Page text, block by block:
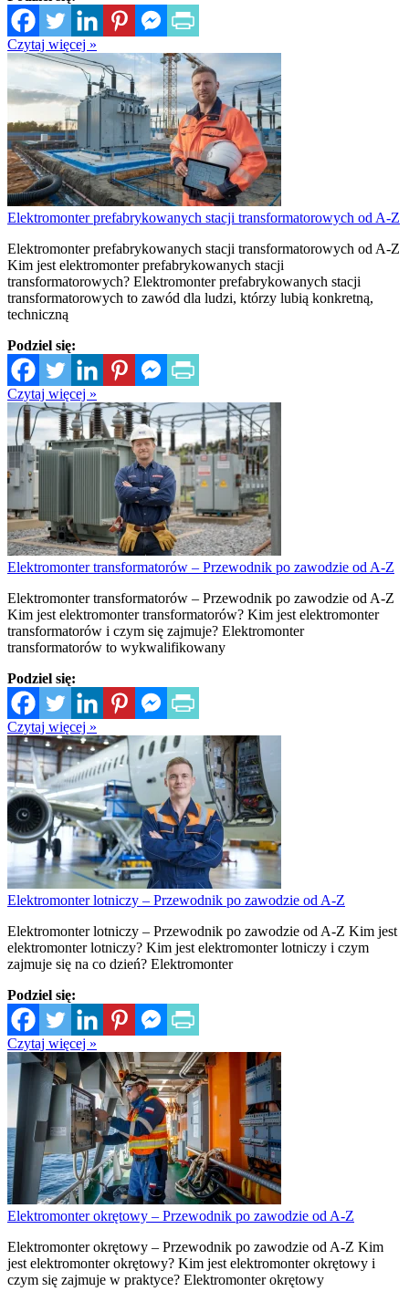
Czytaj więcej »
Elektromonter prefabrykowanych stacji transformatorowych od A-Z
Elektromonter prefabrykowanych stacji transformatorowych od A-Z
Kim jest elektromonter prefabrykowanych stacji
transformatorowych? Elektromonter prefabrykowanych stacji
transformatorowych to zawód dla ludzi, którzy lubią konkretną,
techniczną
Podziel się:
Czytaj więcej »
Elektromonter transformatorów – Przewodnik po zawodzie od A-Z
Elektromonter transformatorów – Przewodnik po zawodzie od A-Z
Kim jest elektromonter transformatorów? Kim jest elektromonter
transformatorów i czym się zajmuje? Elektromonter
transformatorów to wykwalifikowany
Podziel się:
Czytaj więcej »
Elektromonter lotniczy – Przewodnik po zawodzie od A-Z
Elektromonter lotniczy – Przewodnik po zawodzie od A-Z Kim jest
elektromonter lotniczy? Kim jest elektromonter lotniczy i czym
zajmuje się na co dzień? Elektromonter
Podziel się:
Czytaj więcej »
Elektromonter okrętowy – Przewodnik po zawodzie od A-Z
Elektromonter okrętowy – Przewodnik po zawodzie od A-Z Kim
jest elektromonter okrętowy? Kim jest elektromonter okrętowy i
czym się zajmuje w praktyce? Elektromonter okrętowy